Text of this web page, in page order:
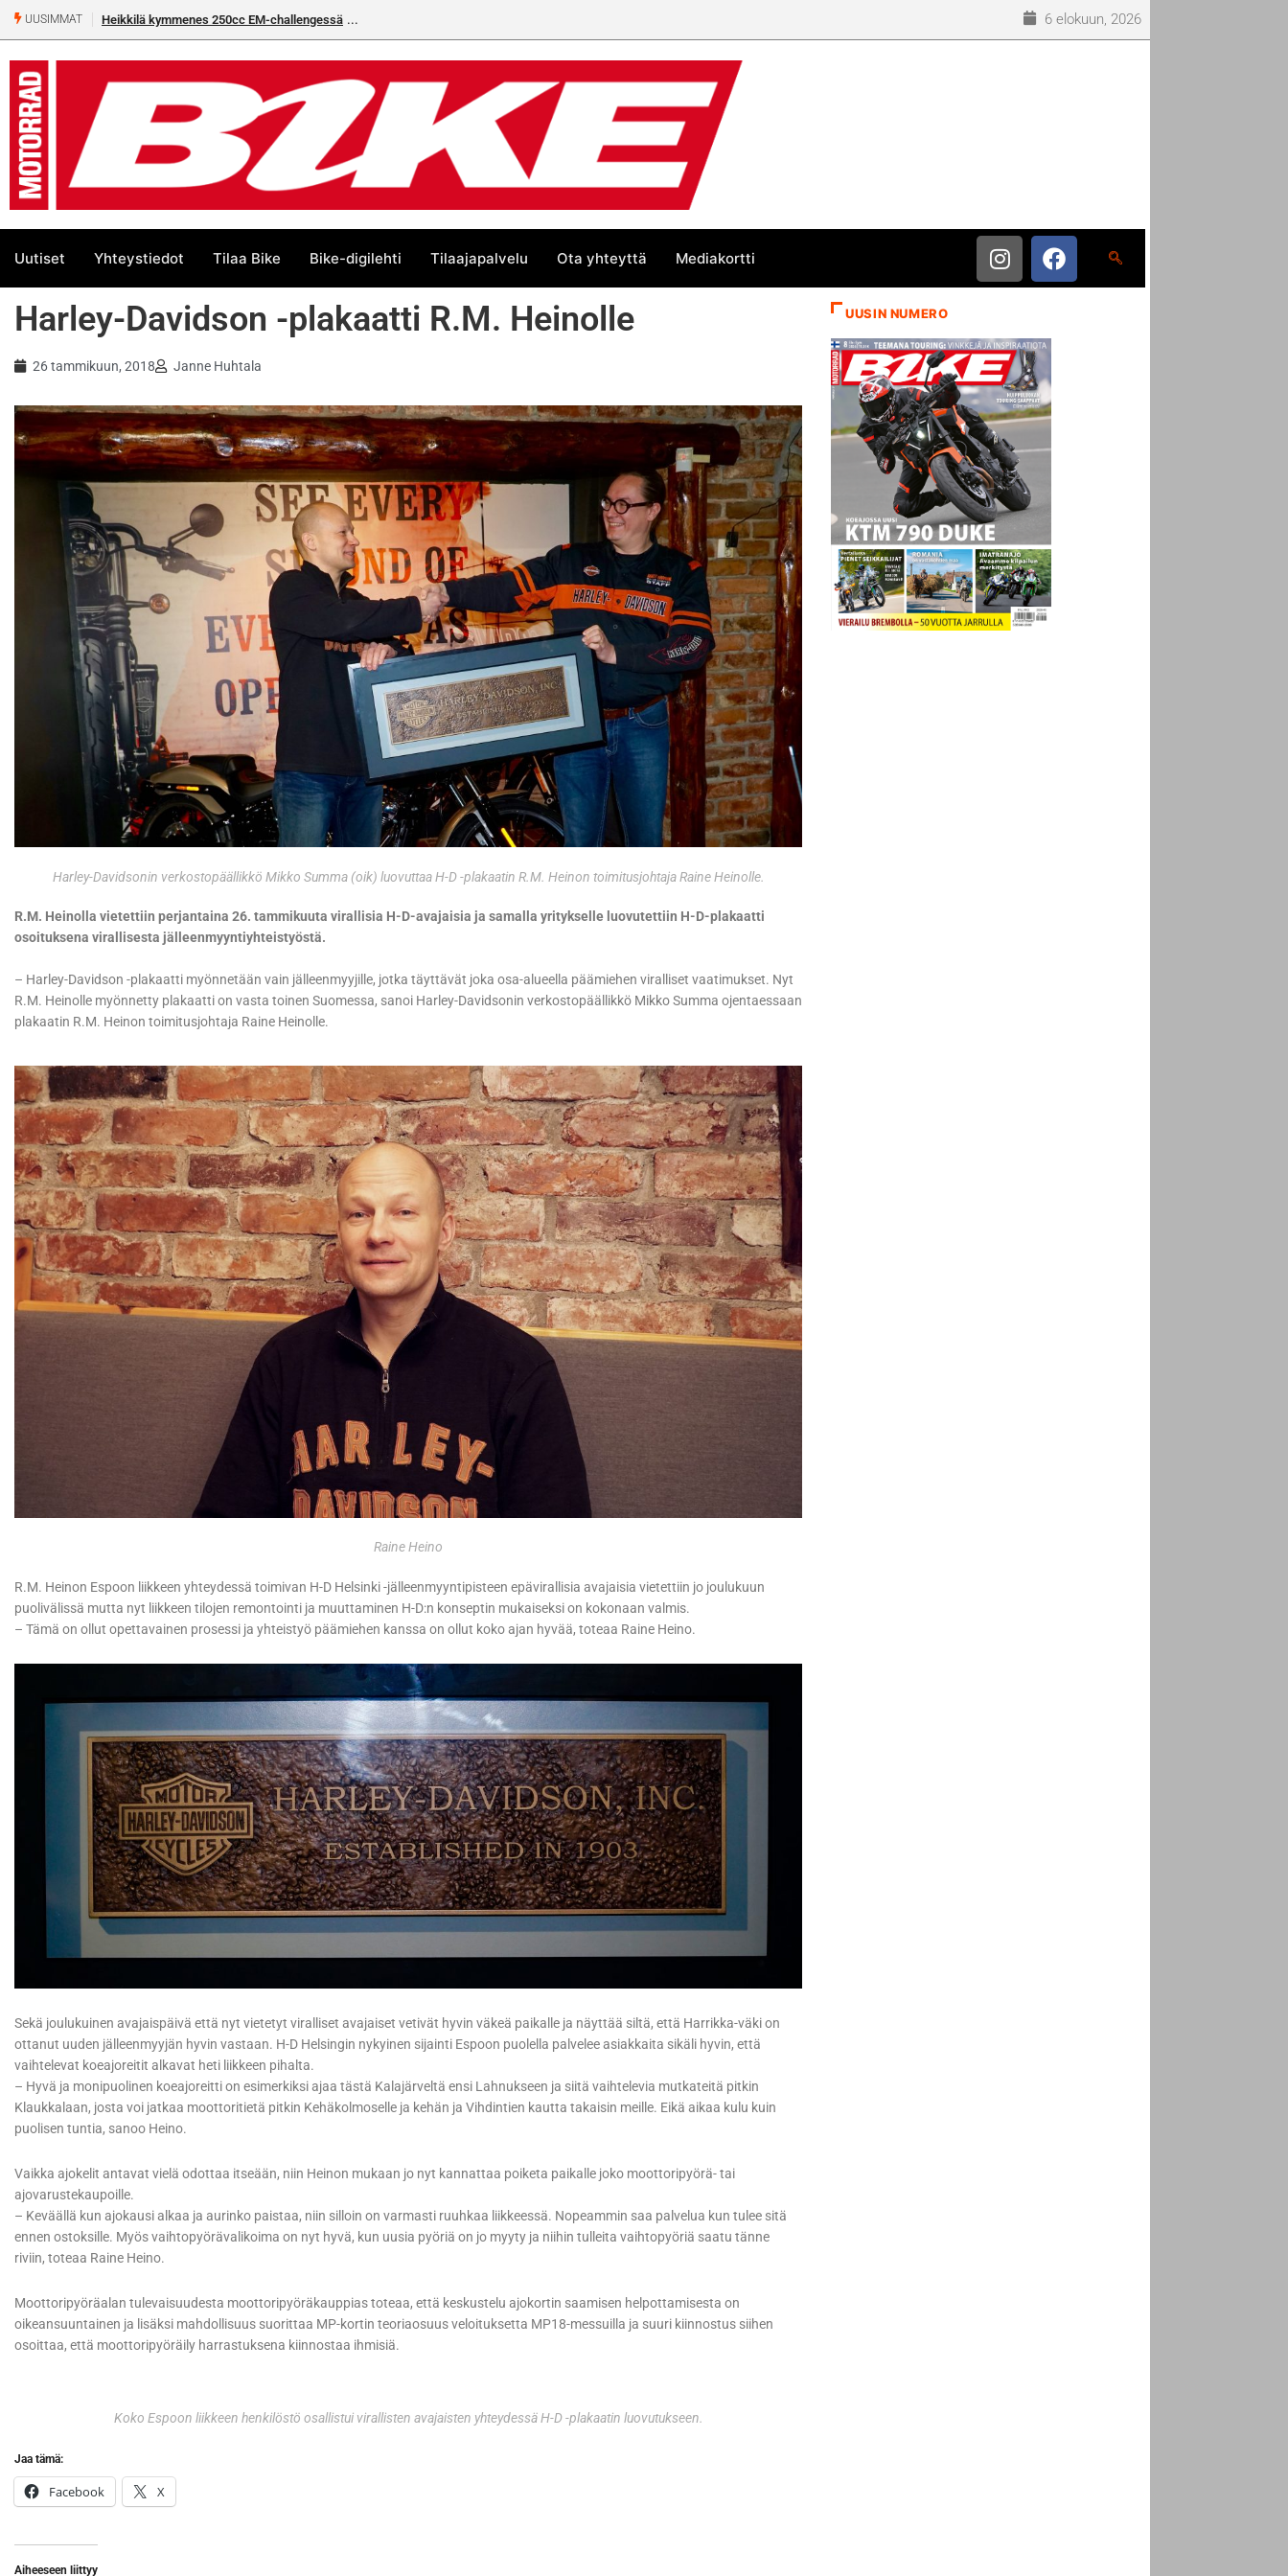
UUSIMMATHeikkilä kymmenes 250cc EM-challengessä Rantala flat trackin Euroopan Cupin mestari 6 elokuun, 2026
Uutiset Yhteystiedot Tilaa Bike Bike-digilehti Tilaajapalvelu Ota yhteyttä Mediakortti
Harley-Davidson -plakaatti R.M. Heinolle
26 tammikuun, 2018 Janne Huhtala
Harley-Davidsonin verkostopäällikkö Mikko Summa (oik) luovuttaa H-D -plakaatin R.M. Heinon toimitusjohtaja Raine Heinolle.
R.M. Heinolla vietettiin perjantaina 26. tammikuuta virallisia H-D-avajaisia ja samalla yritykselle luovutettiin H-D-plakaatti
osoituksena virallisesta jälleenmyyntiyhteistyöstä.
– Harley-Davidson -plakaatti myönnetään vain jälleenmyyjille, jotka täyttävät joka osa-alueella päämiehen viralliset vaatimukset. Nyt
R.M. Heinolle myönnetty plakaatti on vasta toinen Suomessa, sanoi Harley-Davidsonin verkostopäällikkö Mikko Summa ojentaessaan
plakaatin R.M. Heinon toimitusjohtaja Raine Heinolle.
Raine Heino
R.M. Heinon Espoon liikkeen yhteydessä toimivan H-D Helsinki -jälleenmyyntipisteen epävirallisia avajaisia vietettiin jo joulukuun
puolivälissä mutta nyt liikkeen tilojen remontointi ja muuttaminen H-D:n konseptin mukaiseksi on kokonaan valmis.
– Tämä on ollut opettavainen prosessi ja yhteistyö päämiehen kanssa on ollut koko ajan hyvää, toteaa Raine Heino.
Sekä joulukuinen avajaispäivä että nyt vietetyt viralliset avajaiset vetivät hyvin väkeä paikalle ja näyttää siltä, että Harrikka-väki on
ottanut uuden jälleenmyyjän hyvin vastaan. H-D Helsingin nykyinen sijainti Espoon puolella palvelee asiakkaita sikäli hyvin, että
vaihtelevat koeajoreitit alkavat heti liikkeen pihalta.
– Hyvä ja monipuolinen koeajoreitti on esimerkiksi ajaa tästä Kalajärveltä ensi Lahnukseen ja siitä vaihtelevia mutkateitä pitkin
Klaukkalaan, josta voi jatkaa moottoritietä pitkin Kehäkolmoselle ja kehän ja Vihdintien kautta takaisin meille. Eikä aikaa kulu kuin
puolisen tuntia, sanoo Heino.
Vaikka ajokelit antavat vielä odottaa itseään, niin Heinon mukaan jo nyt kannattaa poiketa paikalle joko moottoripyörä- tai
ajovarustekaupoille.
– Keväällä kun ajokausi alkaa ja aurinko paistaa, niin silloin on varmasti ruuhkaa liikkeessä. Nopeammin saa palvelua kun tulee sitä
ennen ostoksille. Myös vaihtopyörävalikoima on nyt hyvä, kun uusia pyöriä on jo myyty ja niihin tulleita vaihtopyöriä saatu tänne
riviin, toteaa Raine Heino.
Moottoripyöräalan tulevaisuudesta moottoripyöräkauppias toteaa, että keskustelu ajokortin saamisen helpottamisesta on
oikeansuuntainen ja lisäksi mahdollisuus suorittaa MP-kortin teoriaosuus veloituksetta MP18-messuilla ja suuri kiinnostus siihen
osoittaa, että moottoripyöräily harrastuksena kiinnostaa ihmisiä.
Koko Espoon liikkeen henkilöstö osallistui virallisten avajaisten yhteydessä H-D -plakaatin luovutukseen.
Jaa tämä:
Facebook X
Aiheeseen liittyy
UUSIN NUMERO